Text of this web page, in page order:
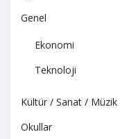
Genel
Ekonomi
Teknoloji
Kültür / Sanat / Müzik
Okullar